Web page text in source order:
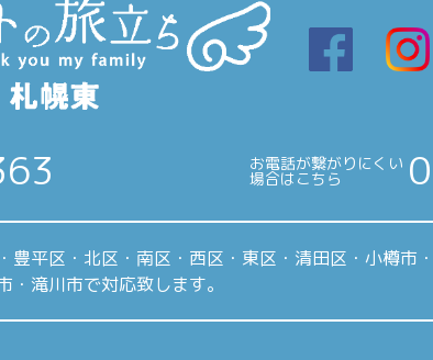
お電話が繋がりにくい
場合はこちら
豊平区・北区・南区・西区・東区・清田区・小樽市
滝川市で対応致します。